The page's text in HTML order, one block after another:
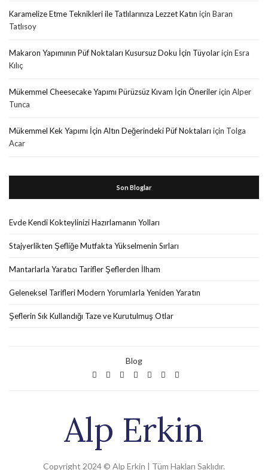
Karamelize Etme Teknikleri ile Tatlılarınıza Lezzet Katın için Baran
Tatlısoy
Makaron Yapımının Püf Noktaları Kusursuz Doku İçin Tüyolariçin Esra
Kılıç
Mükemmel Cheesecake Yapımı Pürüzsüz Kıvam İçin Önerileriçin Alper
Tunca
Mükemmel Kek Yapımı İçin Altın Değerindeki Püf Noktaları için Tolga
Acar
Son Bloglar
Evde Kendi Kokteylinizi Hazırlamanın Yolları
Stajyerlikten Şefliğe Mutfakta Yükselmenin Sırları
Mantarlarla Yaratıcı Tarifler Şeflerden İlham
Geleneksel Tarifleri Modern Yorumlarla Yeniden Yaratın
Şeflerin Sık Kullandığı Taze ve Kurutulmuş Otlar
Blog
Alp Erkin
Copyright 2024 © Alp Erkin | Tüm Hakları Saklıdır.